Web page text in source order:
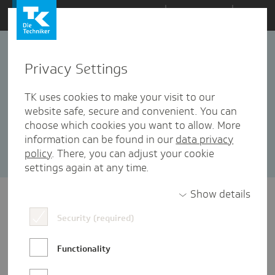
Zum
Inhalt
springen
Health-i Award
10 Artikel in dieser Kategorie enthalten
Sortieren nach: Datum Popularität
Privacy Settings
TK uses cookies to make your visit to our
website safe, secure and convenient. You can
choose which cookies you want to allow. More
information can be found in our data privacy
policy. There, you can adjust your cookie
settings again at any time.
Show details
Security (required)
Functionality